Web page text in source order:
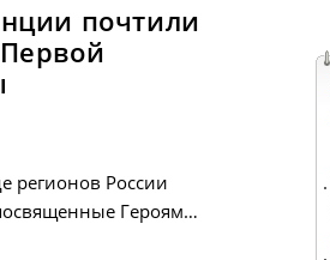
почтили
регионов России
Героям…